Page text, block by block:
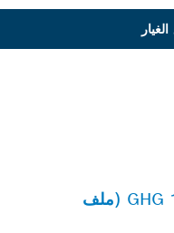
وليجة | GHG 16-50,GHG 18-60 (ملف